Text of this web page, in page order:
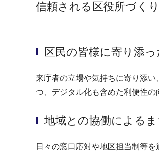
信頼される区役所づくり
区民の皆様に寄り添
来庁者の立場や気持ちに寄り添
つ、デジタル化も含めた利便性の
地域との協働による
日々の窓口応対や地区担当制等